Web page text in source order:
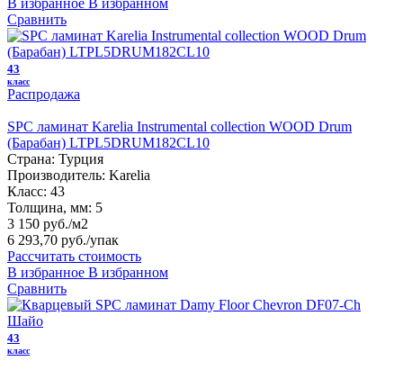
Сравнить
43
класс
Распродажа
SPC ламинат Karelia Instrumental collection WOOD Drum
(Барабан) LTPL5DRUM182CL10
Страна: Турция
Производитель: Karelia
Класс: 43
Толщина, мм: 5
3 150 руб./м2
6 293,70 руб./упак
Рассчитать стоимость
В избранное В избранном
Сравнить
43
класс